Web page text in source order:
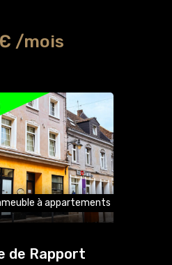
/mois
à appartements
de Rapport